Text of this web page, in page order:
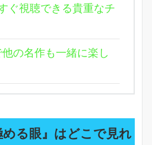
ぐ視聴できる貴重なチ
の名作も一緒に楽し
める眼』はどこで見れ